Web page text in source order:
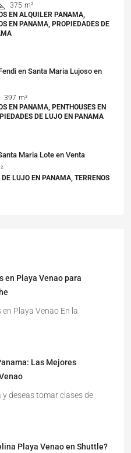
375 m²
EN ALQUILER PANAMA,
EN PANAMA, PROPIEDADES DE
en Santa Maria Lujoso en
397 m²
EN PANAMA, PENTHOUSES EN
DE LUJO EN PANAMA
Maria Lote en Venta
DE LUJO EN PANAMA, TERRENOS
en Playa Venao para
Playa Venao En la
Las Mejores
y deseas tomar clases de
Playa Venao en Shuttle?